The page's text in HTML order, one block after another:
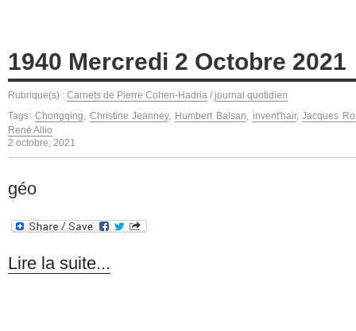
1940 Mercredi 2 Octobre 2021
Rubrique(s) : Carnets de Pierre Cohen-Hadria / journal quotidien
Tags: Chongqing Christine Jeanney, Humbert Balsan invent'hair,Jacques
René Allio
2 octobre, 2021
géo
Lire la suite...